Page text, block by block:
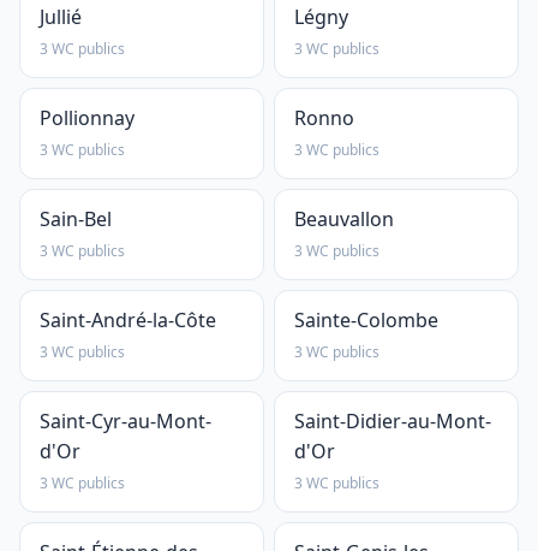
Jullié
3 WC publics
Légny
3 WC publics
Pollionnay
3 WC publics
Ronno
3 WC publics
Sain-Bel
3 WC publics
Beauvallon
3 WC publics
Saint-André-la-Côte
3 WC publics
Sainte-Colombe
3 WC publics
Saint-Cyr-au-Mont-
d'Or
3 WC publics
Saint-Didier-au-Mont-
d'Or
3 WC publics